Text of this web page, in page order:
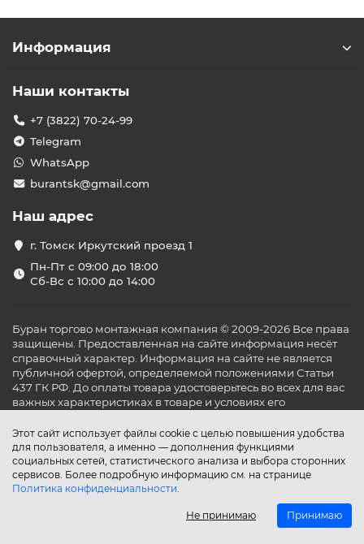
Этот сайт использует файлы cookie с целью повышения удобства
для пользователя, а именно — дополнения функциями
социальных сетей, статистического анализа и выбора сторонних
сервисов. Более подробную информацию см. на странице
Политика конфиденциальности.
Не принимаю Принимаю
Информация
Наши контакты
+7 (3822) 70-24-99
Telegram
WhatsApp
burantsk@gmail.com
Наш адрес
г. Томск Иркутский проезд 1
Пн-Пт с 09:00 до 18:00
Сб-Вс с 10:00 до 14:00
Буран торгово монтажная компания © 2009-2026 Все права
защищены. Предоставленная на сайте информация несёт
справочный характер. Информация на сайте не является
публичной офертой, определяемой положениями Статьи
437 ГК РФ. До оплаты товара удостоверьтесь во всех для вас
важных характеристиках в товаре и условиях его